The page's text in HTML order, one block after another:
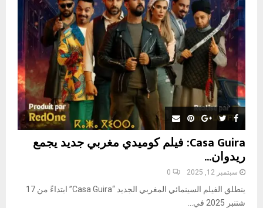
C
Casa Guira: فيلم كوميدي مغربي جديد يجمع
ريدوان...
سبتمبر 12, 2025 0
ينطلق الفيلم السينمائي المغربي الجديد “Casa Guira” ابتداءً من 17
شتنبر 2025 في...